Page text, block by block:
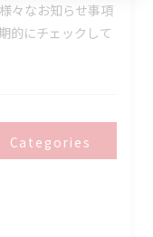
々なお知らせ事項
的にチェックして
Categories
ら